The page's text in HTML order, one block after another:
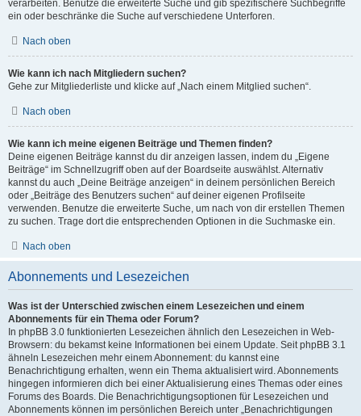
verarbeiten. Benutze die erweiterte Suche und gib spezifischere Suchbegriffe
ein oder beschränke die Suche auf verschiedene Unterforen.
Nach oben
Wie kann ich nach Mitgliedern suchen?
Gehe zur Mitgliederliste und klicke auf „Nach einem Mitglied suchen“.
Nach oben
Wie kann ich meine eigenen Beiträge und Themen finden?
Deine eigenen Beiträge kannst du dir anzeigen lassen, indem du „Eigene
Beiträge“ im Schnellzugriff oben auf der Boardseite auswählst. Alternativ
kannst du auch „Deine Beiträge anzeigen“ in deinem persönlichen Bereich
oder „Beiträge des Benutzers suchen“ auf deiner eigenen Profilseite
verwenden. Benutze die erweiterte Suche, um nach von dir erstellen Themen
zu suchen. Trage dort die entsprechenden Optionen in die Suchmaske ein.
Nach oben
Abonnements und Lesezeichen
Was ist der Unterschied zwischen einem Lesezeichen und einem
Abonnements für ein Thema oder Forum?
In phpBB 3.0 funktionierten Lesezeichen ähnlich den Lesezeichen in Web-
Browsern: du bekamst keine Informationen bei einem Update. Seit phpBB 3.1
ähneln Lesezeichen mehr einem Abonnement: du kannst eine
Benachrichtigung erhalten, wenn ein Thema aktualisiert wird. Abonnements
hingegen informieren dich bei einer Aktualisierung eines Themas oder eines
Forums des Boards. Die Benachrichtigungsoptionen für Lesezeichen und
Abonnements können im persönlichen Bereich unter „Benachrichtigungen